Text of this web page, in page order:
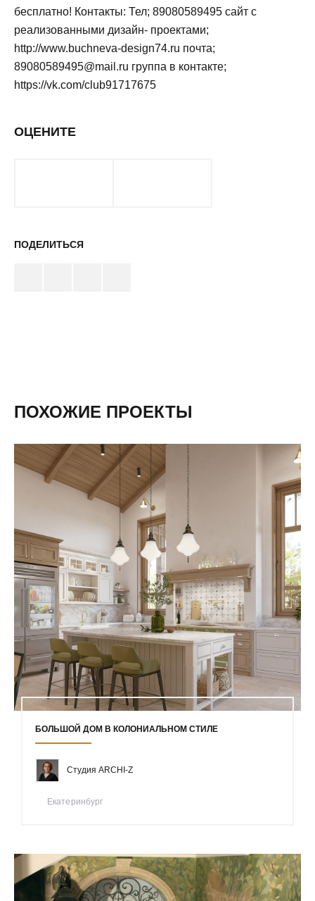
бесплатно! Контакты: Тел; 89080589495 сайт с
реализованными дизайн- проектами;
http://www.buchneva-design74.ru почта;
89080589495@mail.ru группа в контакте;
https://vk.com/club91717675
ОЦЕНИТЕ
ПОДЕЛИТЬСЯ
ПОХОЖИЕ ПРОЕКТЫ
БОЛЬШОЙ ДОМ В КОЛОНИАЛЬНОМ СТИЛЕ
Студия ARCHI-Z
Екатеринбург